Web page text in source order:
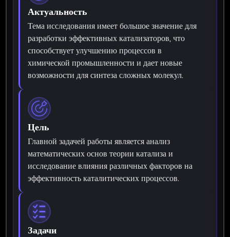
Актуальность
Тема исследования имеет большое значение для
разработки эффективных катализаторов, что
способствует улучшению процессов в
химической промышленности и дает новые
возможности для синтеза сложных молекул.
Цель
Главной задачей работы является анализ
математических основ теории катализа и
исследование влияния различных факторов на
эффективность каталитических процессов.
Задачи